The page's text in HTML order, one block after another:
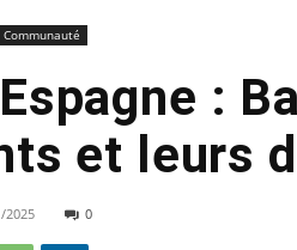
Communauté
:
et leurs
2025 0